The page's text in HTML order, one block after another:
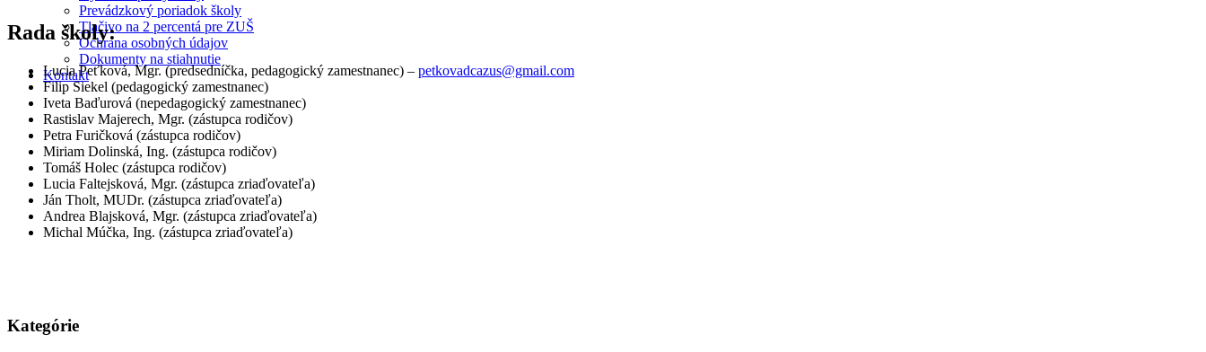
Prevádzkový poriadok školy
Tlačivo na 2 percentá pre ZUŠ
Ochrana osobných údajov
Dokumenty na stiahnutie
Kontakt
Rada školy:
Lucia Peťková, Mgr. (predsedníčka, pedagogický zamestnanec) – petkovadcazus@gmail.com
Filip Siekel (pedagogický zamestnanec)
Iveta Baďurová (nepedagogický zamestnanec)
Rastislav Majerech, Mgr. (zástupca rodičov)
Petra Furičková (zástupca rodičov)
Miriam Dolinská, Ing. (zástupca rodičov)
Tomáš Holec (zástupca rodičov)
Lucia Faltejsková, Mgr. (zástupca zriaďovateľa)
Ján Tholt, MUDr. (zástupca zriaďovateľa)
Andrea Blajsková, Mgr. (zástupca zriaďovateľa)
Michal Múčka, Ing. (zástupca zriaďovateľa)
Kategórie